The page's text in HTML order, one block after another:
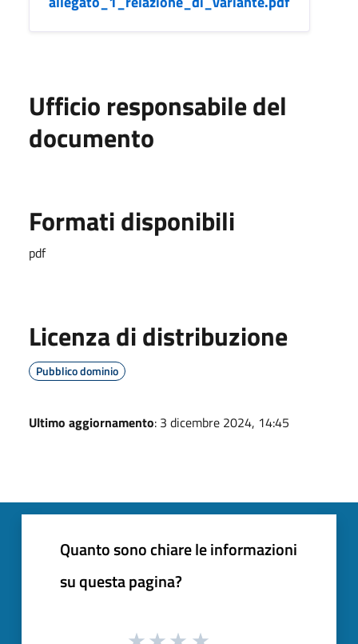
Ufficio responsabile del
documento
Formati disponibili
pdf
Licenza di distribuzione
Pubblico dominio
Ultimo aggiornamento: 3 dicembre 2024, 14:45
Quanto sono chiare le informazioni
su questa pagina?